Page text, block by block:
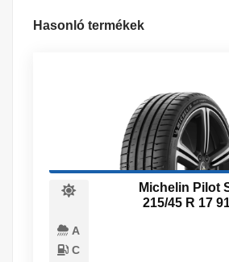
Hasonló termékek
A
C
Michelin Pilot
215/45 R 17